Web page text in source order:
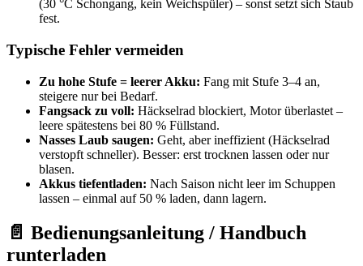
(30 °C Schongang, kein Weichspüler) – sonst setzt sich Staub
fest.
Typische Fehler vermeiden
Zu hohe Stufe = leerer Akku: Fang mit Stufe 3–4 an,
steigere nur bei Bedarf.
Fangsack zu voll: Häckselrad blockiert, Motor überlastet –
leere spätestens bei 80 % Füllstand.
Nasses Laub saugen: Geht, aber ineffizient (Häckselrad
verstopft schneller). Besser: erst trocknen lassen oder nur
blasen.
Akkus tiefentladen: Nach Saison nicht leer im Schuppen
lassen – einmal auf 50 % laden, dann lagern.
📄 Bedienungsanleitung / Handbuch
runterladen